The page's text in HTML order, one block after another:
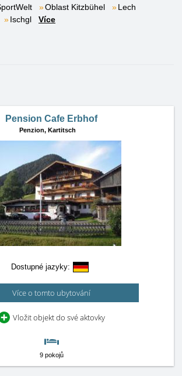
Oblast Kitzbühel
Lech
Ischgl
Více
Pension Cafe Erbhof
Penzion, Kartitsch
Dostupné jazyky:
Více o tomto ubytování
Vložit objekt do své aktovky
9 pokojů